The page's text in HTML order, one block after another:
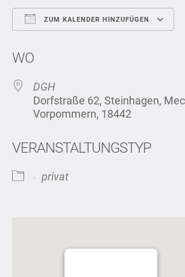
ZUM KALENDER HINZUFÜGEN
WO
DGH
Dorfstraße 62, Steinhagen,
Vorpommern, 18442
VERANSTALTUNGSTYP
privat